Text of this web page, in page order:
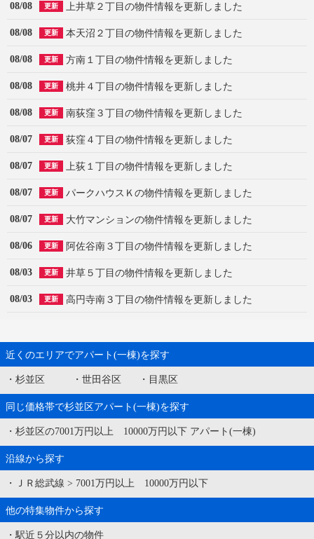
08/08 更新 上井草２丁目の物件情報を更新しました
08/08 更新 本天沼２丁目の物件情報を更新しました
08/08 更新 方南１丁目の物件情報を更新しました
08/08 更新 桃井４丁目の物件情報を更新しました
08/08 更新 南荻窪３丁目の物件情報を更新しました
08/07 更新 荻窪４丁目の物件情報を更新しました
08/07 更新 上荻１丁目の物件情報を更新しました
08/07 更新 パークハウスＫの物件情報を更新しました
08/07 更新 大竹マンションの物件情報を更新しました
08/06 更新 阿佐谷南３丁目の物件情報を更新しました
08/03 更新 井草５丁目の物件情報を更新しました
08/03 更新 高円寺南３丁目の物件情報を更新しました
近くのエリアでアパート(一棟)を探す
・ 杉並区 ・ 世田谷区 ・ 目黒区
同じ価格帯で杉並区アパート(一棟)を探す
・ 杉並区の7001万円以上 10000万円以下 アパート(一棟)
沿線から探す
・ ＪＲ総武線 > 7001万円以上 10000万円以下
他の特集物件から探す
・駅近５分以内の物件